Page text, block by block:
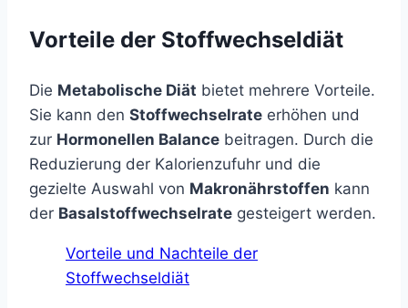
Vorteile der Stoffwechseldiät
Die Metabolische Diät bietet mehrere Vorteile.
Sie kann den Stoffwechselrate erhöhen und
zur Hormonellen Balance beitragen. Durch die
Reduzierung der Kalorienzufuhr und die
gezielte Auswahl von Makronährstoffen kann
der Basalstoffwechselrate gesteigert werden.
Vorteile und Nachteile der
Stoffwechseldiät